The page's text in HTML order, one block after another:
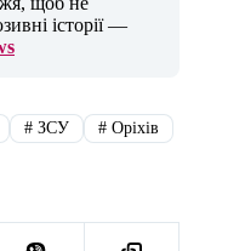
історії —
# ЗСУ # Оріхів